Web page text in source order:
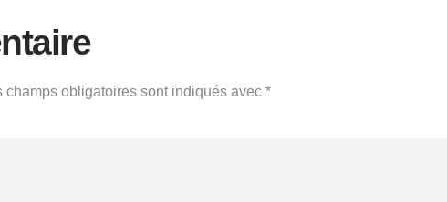
champs obligatoires sont indiqués avec *